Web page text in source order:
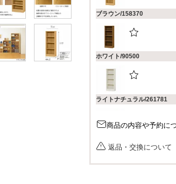
ブラウン/158370
ホワイト/90500
ライトナチュラル/261781
ダークブラウン/158386
商品の内容や予約に
返品・交換について